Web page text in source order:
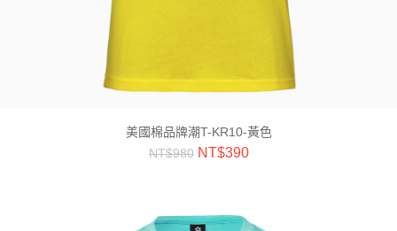
美國棉品牌潮T-KR10-黃色
NT$980 NT$390